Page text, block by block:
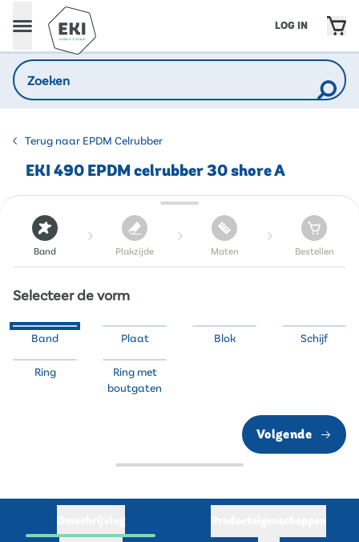
LOG IN
Terug naar EPDM Celrubber
EKI 490 EPDM celrubber 30 shore A
Band Plakzijde Maten Bestellen
Selecteer de vorm
Band Plaat Blok Schijf
Ring
Ring met
boutgaten
Volgende